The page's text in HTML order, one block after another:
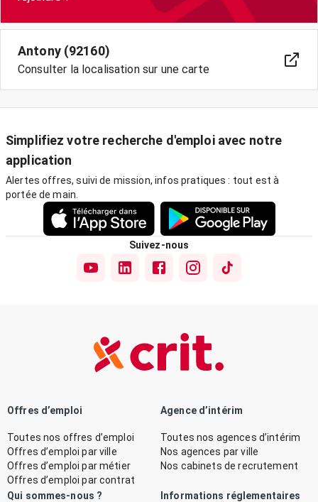
Antony (92160)
Consulter la localisation sur une carte
Simplifiez votre recherche d'emploi avec notre
application
Alertes offres, suivi de mission, infos pratiques : tout est à
portée de main.
Suivez-nous
Offres d’emploi
Toutes nos offres d’emploi
Offres d’emploi par ville
Offres d’emploi par métier
Offres d’emploi par contrat
Agence d’intérim
Toutes nos agences d’intérim
Nos agences par ville
Nos cabinets de recrutement
Qui sommes-nous ? Informations réglementaires